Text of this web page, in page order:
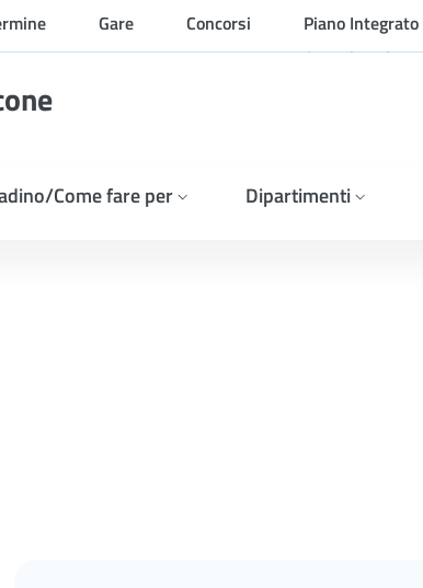
Gare Concorsi
Piano
Organizzazione
Come fare per Dipartimenti